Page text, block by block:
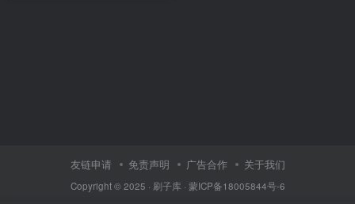
友链申请 免责声明 广告合作 关于我们
Copyright © 2025 · 刷子库 · 蒙ICP备18005844号-6